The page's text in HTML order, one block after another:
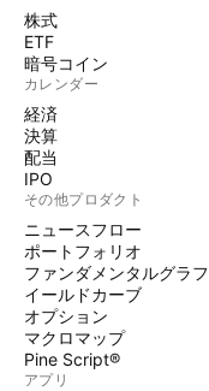
株式
ETF
暗号コイン
カレンダー
経済
決算
配当
IPO
その他プロダクト
ニュースフロー
ポートフォリオ
ファンダメンタルグラフ
イールドカーブ
オプション
マクロマップ
Pine Script®
アプリ